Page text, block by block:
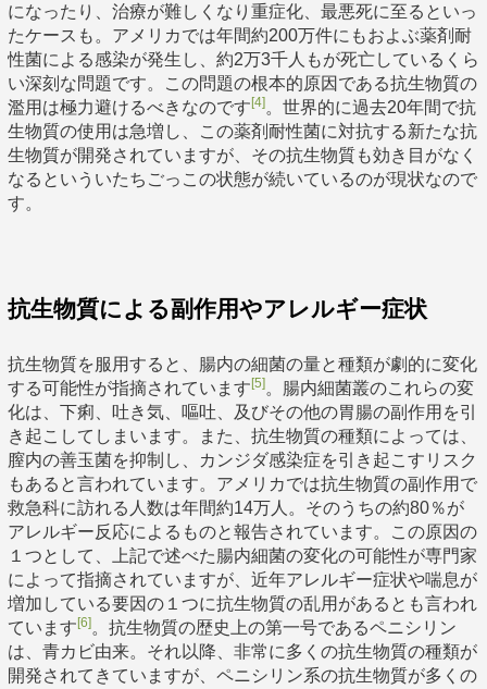
になったり、治療が難しくなり重症化、最悪死に至るといっ
たケースも。アメリカでは年間約200万件にもおよぶ薬剤耐
性菌による感染が発生し、約2万3千人もが死亡しているくら
い深刻な問題です。この問題の根本的原因である抗生物質の
濫用は極力避けるべきなのです[4]。世界的に過去20年間で抗
生物質の使用は急増し、この薬剤耐性菌に対抗する新たな抗
生物質が開発されていますが、その抗生物質も効き目がなく
なるといういたちごっこの状態が続いているのが現状なので
す。
抗生物質による副作用やアレルギー症状
抗生物質を服用すると、腸内の細菌の量と種類が劇的に変化
する可能性が指摘されています[5]。腸内細菌叢のこれらの変
化は、下痢、吐き気、嘔吐、及びその他の胃腸の副作用を引
き起こしてしまいます。また、抗生物質の種類によっては、
膣内の善玉菌を抑制し、カンジダ感染症を引き起こすリスク
もあると言われています。アメリカでは抗生物質の副作用で
救急科に訪れる人数は年間約14万人。そのうちの約80％が
アレルギー反応によるものと報告されています。この原因の
１つとして、上記で述べた腸内細菌の変化の可能性が専門家
によって指摘されていますが、近年アレルギー症状や喘息が
増加している要因の１つに抗生物質の乱用があるとも言われ
ています[6]。抗生物質の歴史上の第一号であるペニシリン
は、青カビ由来。それ以降、非常に多くの抗生物質の種類が
開発されてきていますが、ペニシリン系の抗生物質が多くの